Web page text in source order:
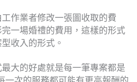
作業者修改一張圖收取的費
一場婚禮的費用，這樣的形式
收入的形式。
大的好處就是每一筆專案都是